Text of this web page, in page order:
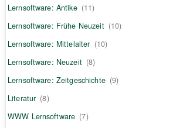
Lernsoftware: Antike (11)
Lernsoftware: Frühe Neuzeit (10)
Lernsoftware: Mittelalter (10)
Lernsoftware: Neuzeit (8)
Lernsoftware: Zeitgeschichte (9)
Literatur (8)
WWW Lernsoftware (7)